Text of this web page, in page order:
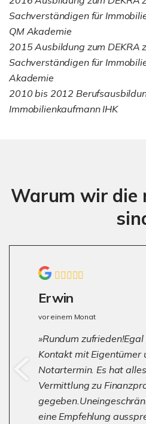
Sachverständigen für
QM Akademie
2015 Ausbildung zum DEKRA
Sachverständigen für
Akademie
2010 bis 2012
Immobilienkaufmann IHK
Warum wir die
Erwin
vor einem Monat
Rundum
Kontakt mit Eigentümer
Notartermin. Es hat
Vermittlung zu
eine Empfehlung